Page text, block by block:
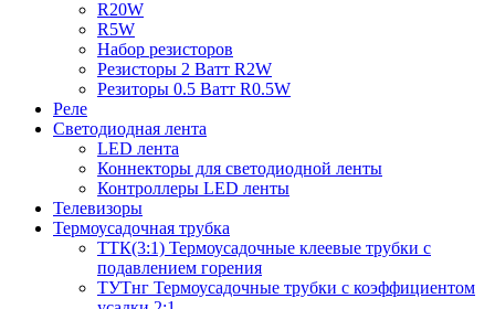
R20W
R5W
Набор резисторов
Резисторы 2 Ватт R2W
Резиторы 0.5 Ватт R0.5W
Реле
Светодиодная лента
LED лента
Коннекторы для светодиодной ленты
Контроллеры LED ленты
Телевизоры
Термоусадочная трубка
ТТК(3:1) Термоусадочные клеевые трубки с
подавлением горения
ТУТнг Термоусадочные трубки с коэффициентом